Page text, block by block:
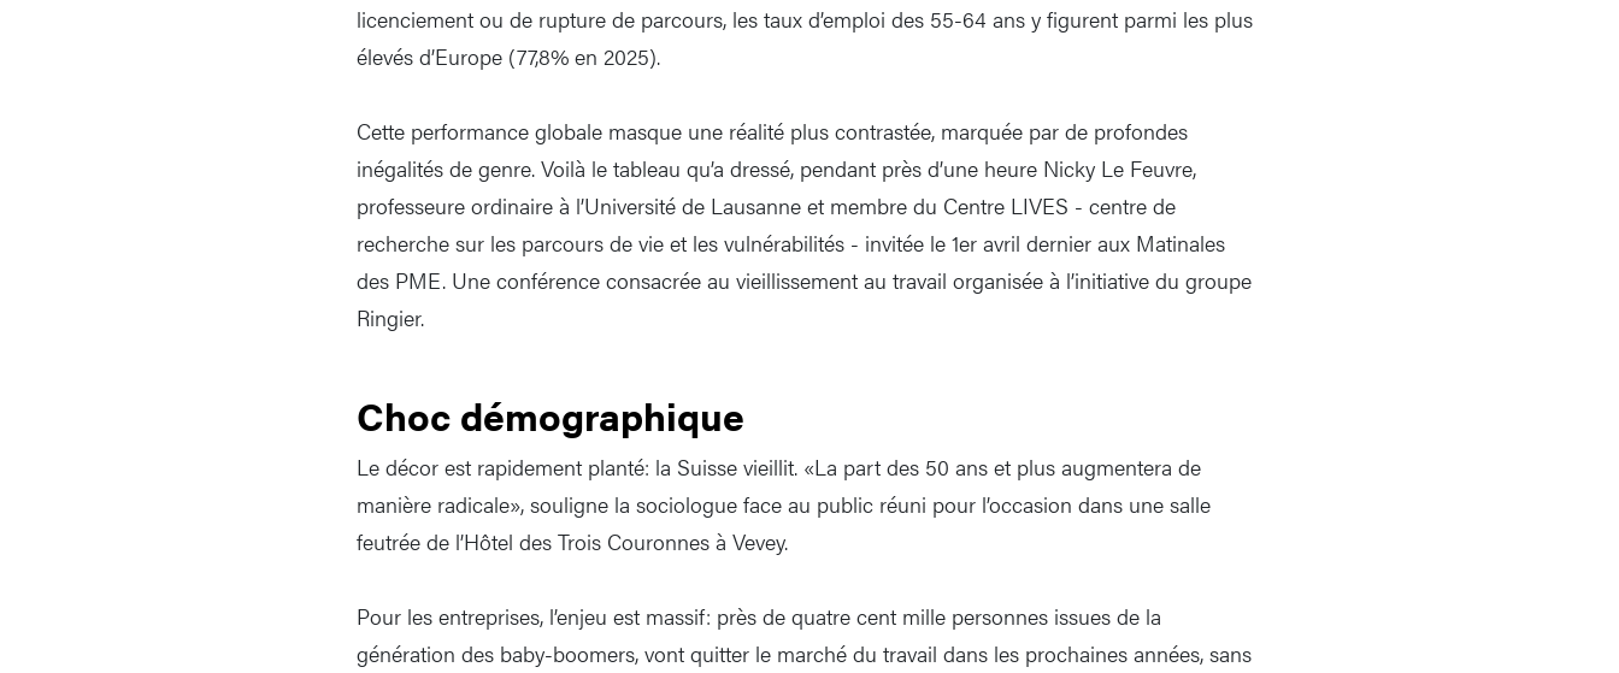
licenciement ou de rupture de parcours, les taux d’emploi des 55-64 ans y figurent parmi les plus
élevés d’Europe (77,8% en 2025).
Cette performance globale masque une réalité plus contrastée, marquée par de profondes
inégalités de genre. Voilà le tableau qu’a dressé, pendant près d’une heure Nicky Le Feuvre,
professeure ordinaire à l’Université de Lausanne et membre du Centre LIVES - centre de
recherche sur les parcours de vie et les vulnérabilités - invitée le 1er avril dernier aux Matinales
des PME. Une conférence consacrée au vieillissement au travail organisée à l’initiative du groupe
Ringier.
Choc démographique
Le décor est rapidement planté: la Suisse vieillit. «La part des 50 ans et plus augmentera de
manière radicale», souligne la sociologue face au public réuni pour l’occasion dans une salle
feutrée de l’Hôtel des Trois Couronnes à Vevey.
Pour les entreprises, l’enjeu est massif: près de quatre cent mille personnes issues de la
génération des baby-boomers, vont quitter le marché du travail dans les prochaines années, sans